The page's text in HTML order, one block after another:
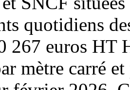
quotidiens
267 euros HT
mètre carré